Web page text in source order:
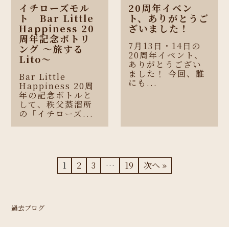
イチローズモル
ト Bar Little
Happiness 20
周年記念ボトリ
ング 〜旅する
Lito〜
Bar Little
Happiness 20周
年の記念ボトルと
して、秩父蒸溜所
の「イチローズ...
20周年イベン
ト、ありがとうご
ざいました！
7月13日・14日の
20周年イベント、
ありがとうござい
ました！ 今回、誰
にも...
1 2 3 … 19 次へ »
過去ブログ